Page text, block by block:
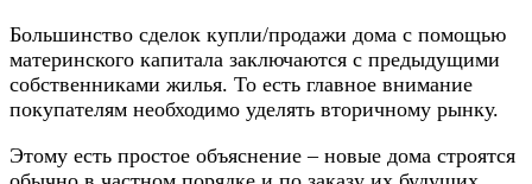
Большинство сделок купли/продажи дома с помощью
материнского капитала заключаются с предыдущими
собственниками жилья. То есть главное внимание
покупателям необходимо уделять вторичному рынку.
Этому есть простое объяснение – новые дома строятся